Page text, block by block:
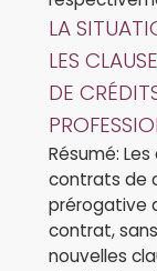
LA
LES
DE
Résumé:
contrats de
prérogative
contrat,
nouvelles